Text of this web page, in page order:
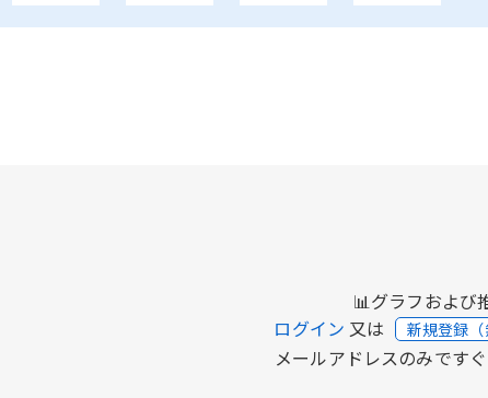
📊グラフおよび
ログイン 又は 新規登録
メールアドレスのみです